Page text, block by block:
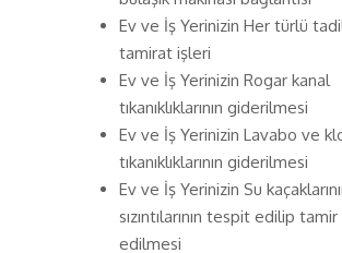
Ev ve İş Yerinizin Her türlü
tamirat işleri
Ev ve İş Yerinizin Rogar kanal
tıkanıklıklarının giderilmesi
Ev ve İş Yerinizin Lavabo ve
tıkanıklıklarının giderilmesi
Ev ve İş Yerinizin Su
sızıntılarının tespit edilip tamir
edilmesi